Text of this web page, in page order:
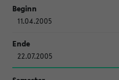
11.04.2005
22.07.2005